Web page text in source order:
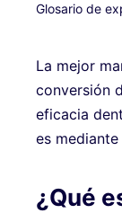
Glosario de
La mejor
conversión
eficacia
es
¿Qué